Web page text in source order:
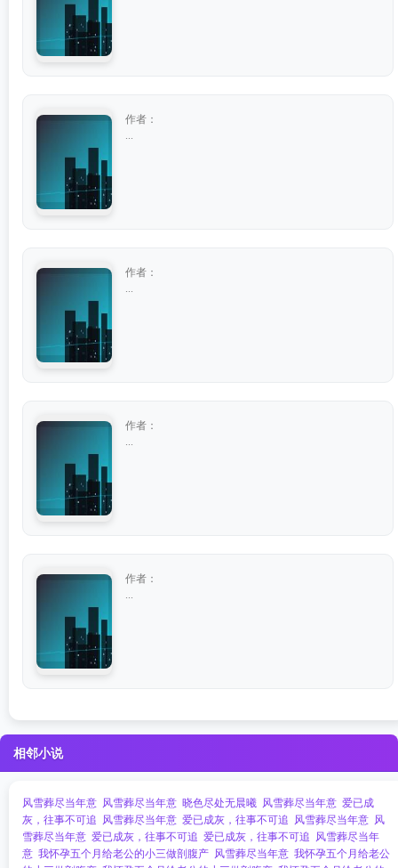
作者：
作者：
作者：
作者：
相邻小说
风雪葬尽当年意 风雪葬尽当年意 晓色尽处无晨曦 风雪葬尽当年意 爱已成
灰，往事不可追 风雪葬尽当年意 爱已成灰，往事不可追 风雪葬尽当年意 风
雪葬尽当年意 爱已成灰，往事不可追 爱已成灰，往事不可追 风雪葬尽当年
意 我怀孕五个月给老公的小三做剖腹产 风雪葬尽当年意 我怀孕五个月给老公